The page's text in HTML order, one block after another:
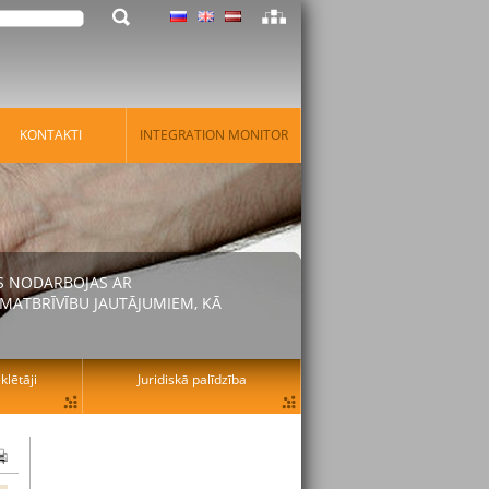
KONTAKTI INTEGRATION MONITOR
NODARBOJAS AR
JAUTĀJUMIEM, KĀ
Juridiskā palīdzība